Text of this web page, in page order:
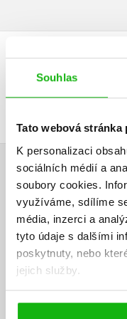
Souhlas
Tato webová stránka
K personalizaci
sociálních médií a
soubory cookies.
využíváme, sdílíme
média, inzerci a
tyto údaje s dalšími
poskytnuty, nebo
jejich služby.
DALŠÍ TITULY Z
HODNOCENÍ
V současné době nejsou
Vaše hodnocení
Uživatelskou recenzi